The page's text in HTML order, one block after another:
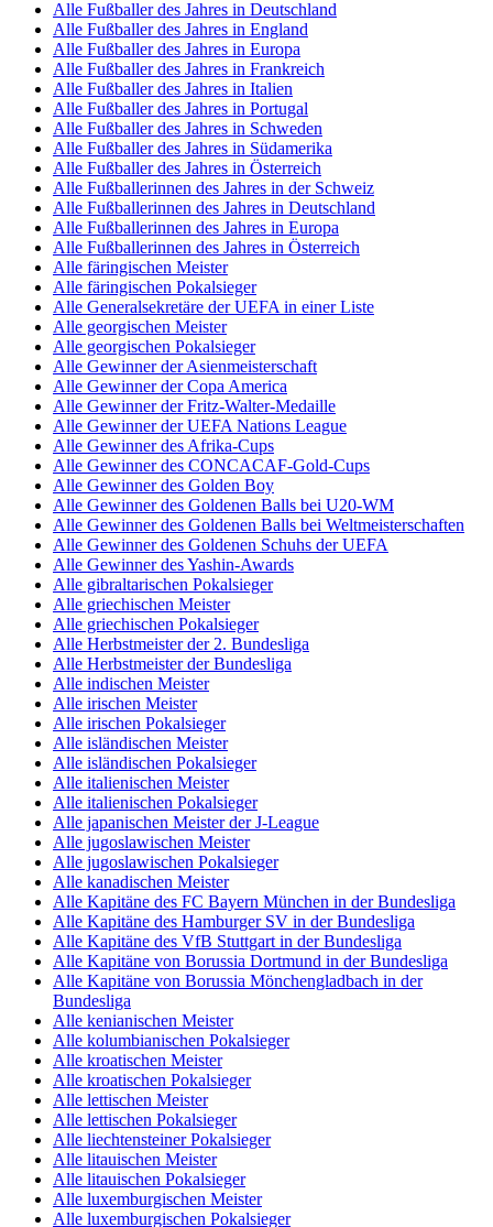
Alle Fußballer des Jahres in Deutschland
Alle Fußballer des Jahres in England
Alle Fußballer des Jahres in Europa
Alle Fußballer des Jahres in Frankreich
Alle Fußballer des Jahres in Italien
Alle Fußballer des Jahres in Portugal
Alle Fußballer des Jahres in Schweden
Alle Fußballer des Jahres in Südamerika
Alle Fußballer des Jahres in Österreich
Alle Fußballerinnen des Jahres in der Schweiz
Alle Fußballerinnen des Jahres in Deutschland
Alle Fußballerinnen des Jahres in Europa
Alle Fußballerinnen des Jahres in Österreich
Alle färingischen Meister
Alle färingischen Pokalsieger
Alle Generalsekretäre der UEFA in einer Liste
Alle georgischen Meister
Alle georgischen Pokalsieger
Alle Gewinner der Asienmeisterschaft
Alle Gewinner der Copa America
Alle Gewinner der Fritz-Walter-Medaille
Alle Gewinner der UEFA Nations League
Alle Gewinner des Afrika-Cups
Alle Gewinner des CONCACAF-Gold-Cups
Alle Gewinner des Golden Boy
Alle Gewinner des Goldenen Balls bei U20-WM
Alle Gewinner des Goldenen Balls bei Weltmeisterschaften
Alle Gewinner des Goldenen Schuhs der UEFA
Alle Gewinner des Yashin-Awards
Alle gibraltarischen Pokalsieger
Alle griechischen Meister
Alle griechischen Pokalsieger
Alle Herbstmeister der 2. Bundesliga
Alle Herbstmeister der Bundesliga
Alle indischen Meister
Alle irischen Meister
Alle irischen Pokalsieger
Alle isländischen Meister
Alle isländischen Pokalsieger
Alle italienischen Meister
Alle italienischen Pokalsieger
Alle japanischen Meister der J-League
Alle jugoslawischen Meister
Alle jugoslawischen Pokalsieger
Alle kanadischen Meister
Alle Kapitäne des FC Bayern München in der Bundesliga
Alle Kapitäne des Hamburger SV in der Bundesliga
Alle Kapitäne des VfB Stuttgart in der Bundesliga
Alle Kapitäne von Borussia Dortmund in der Bundesliga
Alle Kapitäne von Borussia Mönchengladbach in der
Bundesliga
Alle kenianischen Meister
Alle kolumbianischen Pokalsieger
Alle kroatischen Meister
Alle kroatischen Pokalsieger
Alle lettischen Meister
Alle lettischen Pokalsieger
Alle liechtensteiner Pokalsieger
Alle litauischen Meister
Alle litauischen Pokalsieger
Alle luxemburgischen Meister
Alle luxemburgischen Pokalsieger